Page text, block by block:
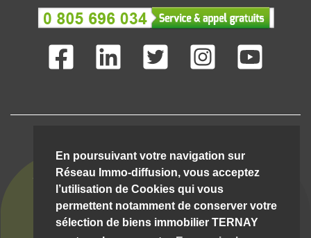
En poursuivant votre navigation sur
Réseau Immo-diffusion, vous acceptez
l’utilisation de Cookies qui vous
permettent notamment de conserver votre
sélection de biens immobilier TERNAY